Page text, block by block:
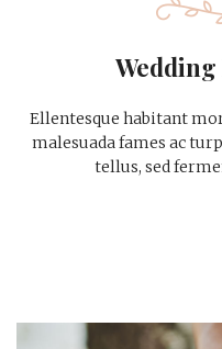
Ellentesque habitant
malesuada fames ac
tellus, sed